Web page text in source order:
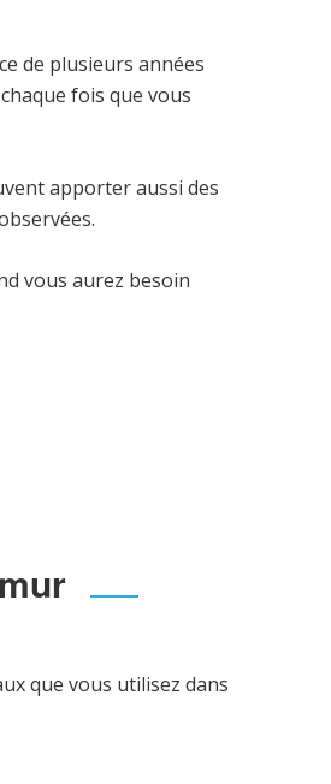
de plusieurs années
fois que vous
apporter aussi des
vous aurez besoin
que vous utilisez dans